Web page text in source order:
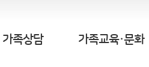
가족상담 가족교육·문화